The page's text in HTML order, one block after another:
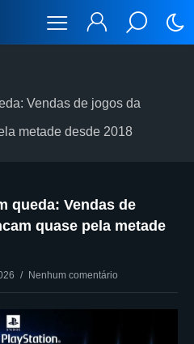
Vendas de jogos da
metade desde 2018
queda: Vendas de
quase pela metade
Nenhum comentário